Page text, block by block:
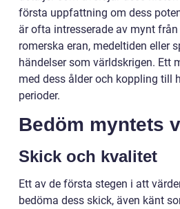
första uppfattning om dess
är ofta intresserade av mynt
romerska eran, medeltiden eller
händelser som världskrigen. Ett
med dess ålder och koppling till
perioder.
Bedöm myntets
Skick och kvalitet
Ett av de första stegen i att
bedöma dess skick, även känt